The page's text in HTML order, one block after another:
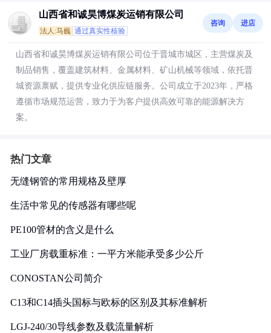
山西省和诚昊博煤炭运销有限公司
法人:马巍 通过真实性核验
咨询 进店
山西省和诚昊博煤炭运销有限公司位于晋城市城区，主营煤炭及
制品销售，覆盖建筑材料、金属材料、矿山机械等领域，依托晋
城资源禀赋，提供专业化供应链服务。公司成立于2023年，严格
遵循市场规范运营，致力于为客户提供高效可靠的能源解决方
案。
热门文章
无缝钢管的常用规格及壁厚
生活中常见的传感器有哪些呢
PE100管材的含义是什么
工业厂房载重标准：一平方米能承受多少公斤
CONOSTAN公司简介
C13和C14插头国标与欧标的区别及其标准解析
LGJ-240/30导线参数及载流量解析